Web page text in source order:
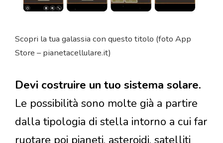
Scopri la tua galassia con questo titolo (foto App
Store – pianetacellulare.it)
Devi costruire un tuo sistema solare.
Le possibilità sono molte già a partire
dalla tipologia di stella intorno a cui far
ruotare poi pianeti, asteroidi, satelliti